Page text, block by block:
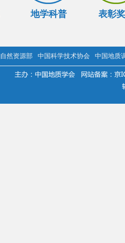
地学科普 表彰
自然资源部 中国科学技术协会 中国地质